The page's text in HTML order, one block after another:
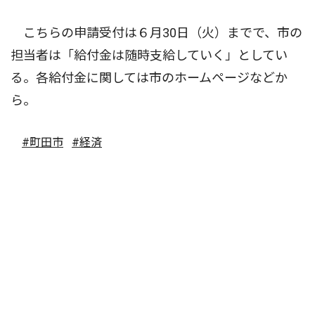
こちらの申請受付は６月30日（火）までで、市の
担当者は「給付金は随時支給していく」としてい
る。各給付金に関しては市のホームページなどか
ら。
#町田市 #経済